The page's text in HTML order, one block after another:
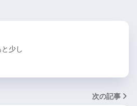
少し
次の記事